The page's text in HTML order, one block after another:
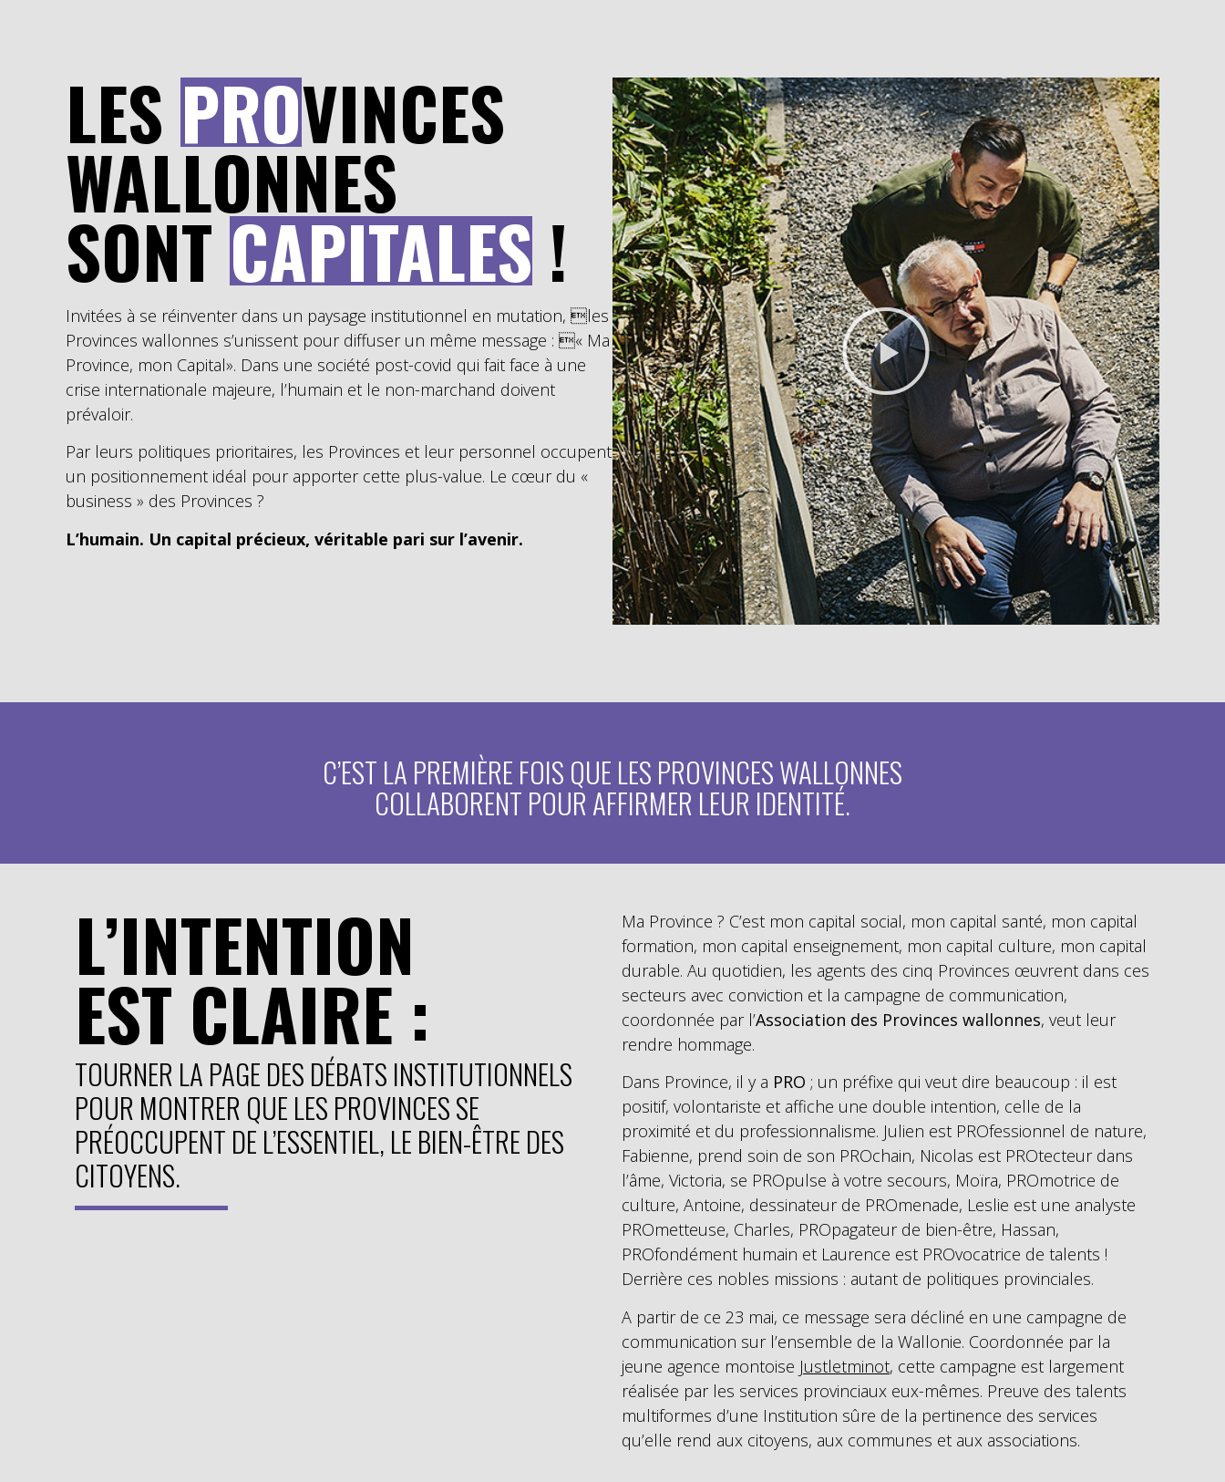
LESPROVINCES
WALLONNES
SONTCAPITALES!
Invitées à se réinventer dans un paysage institutionnel en mutation, les
Provinces wallonnes s’unissent pour diffuser un même message : « Ma
Province, mon Capital». Dans une société post-covid qui fait face à une
crise internationale majeure, l’humain et le non-marchand doivent
prévaloir.
Par leurs politiques prioritaires, les Provinces et leur personnel occupent
un positionnement idéal pour apporter cette plus-value. Le cœur du «
business » des Provinces ?
L’humain. Un capital précieux, véritable pari sur l’avenir.
C’EST LA PREMIÈRE FOIS QUE LES PROVINCES WALLONNES
COLLABORENT POUR AFFIRMER LEUR IDENTITÉ.
L’INTENTION
EST CLAIRE :
TOURNER LA PAGE DES DÉBATS INSTITUTIONNELS
POUR MONTRER QUE LES PROVINCES SE
PRÉOCCUPENT DE L’ESSENTIEL, LE BIEN-ÊTRE DES
CITOYENS.
Ma Province ? C’est mon capital social, mon capital santé, mon capital
formation, mon capital enseignement, mon capital culture, mon capital
durable. Au quotidien, les agents des cinq Provinces œuvrent dans ces
secteurs avec conviction et la campagne de communication,
coordonnée par l’Association des Provinces wallonnes, veut leur
rendre hommage.
Dans Province, il y a PRO ; un préfixe qui veut dire beaucoup : il est
positif, volontariste et affiche une double intention, celle de la
proximité et du professionnalisme. Julien est PROfessionnel de nature,
Fabienne, prend soin de son PROchain, Nicolas est PROtecteur dans
l’âme, Victoria, se PROpulse à votre secours, Moïra, PROmotrice de
culture, Antoine, dessinateur de PROmenade, Leslie est une analyste
PROmetteuse, Charles, PROpagateur de bien-être, Hassan,
PROfondément humain et Laurence est PROvocatrice de talents !
Derrière ces nobles missions : autant de politiques provinciales.
A partir de ce 23 mai, ce message sera décliné en une campagne de
communication sur l’ensemble de la Wallonie. Coordonnée par la
jeune agence montoise Justletminot, cette campagne est largement
réalisée par les services provinciaux eux-mêmes. Preuve des talents
multiformes d’une Institution sûre de la pertinence des services
qu’elle rend aux citoyens, aux communes et aux associations.